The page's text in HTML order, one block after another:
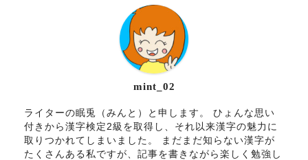
mint_02
ライターの眠兎（みんと）と申します。 ひょんな思い
付きから漢字検定2級を取得し、それ以来漢字の魅力に
取りつかれてしまいました。 まだまだ知らない漢字が
たくさんある私ですが、記事を書きながら楽しく勉強し